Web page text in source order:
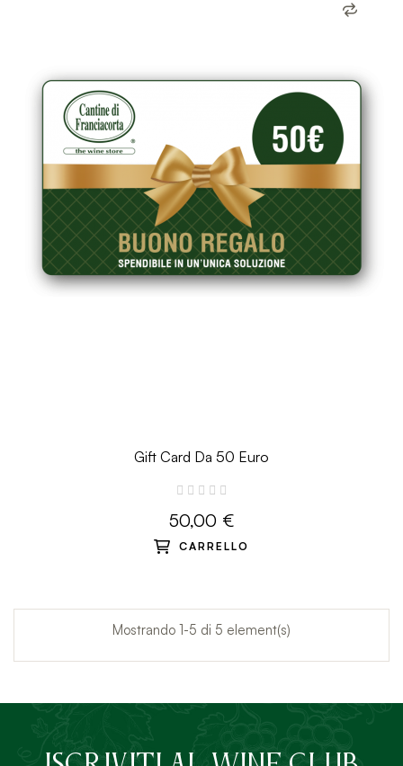
Gift Card Da 50 Euro
50,00 €
CARRELLO
Mostrando 1-5 di 5 element(s)